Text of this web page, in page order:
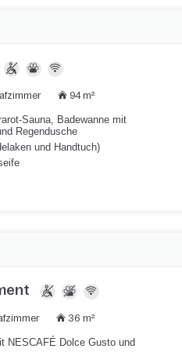
94 m²
Sauna, Badewanne mit
Regendusche
und Handtuch)
36 m²
NESCAFÉ Dolce Gusto und